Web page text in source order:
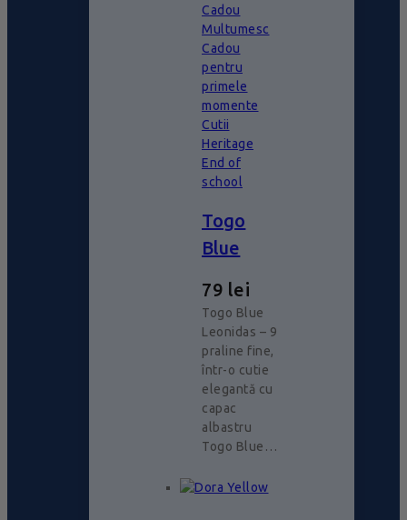
Cadou
Multumesc
Cadou
pentru
primele
momente
Cutii
Heritage
End of
school
Togo
Blue
79 lei
Togo Blue
Leonidas – 9
praline fine,
într-o cutie
elegantă cu
capac
albastru
Togo Blue…